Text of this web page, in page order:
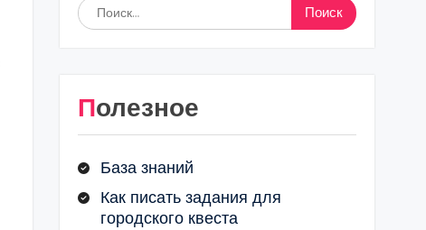
Найти:
Полезное
База знаний
Как писать задания для
городского квеста